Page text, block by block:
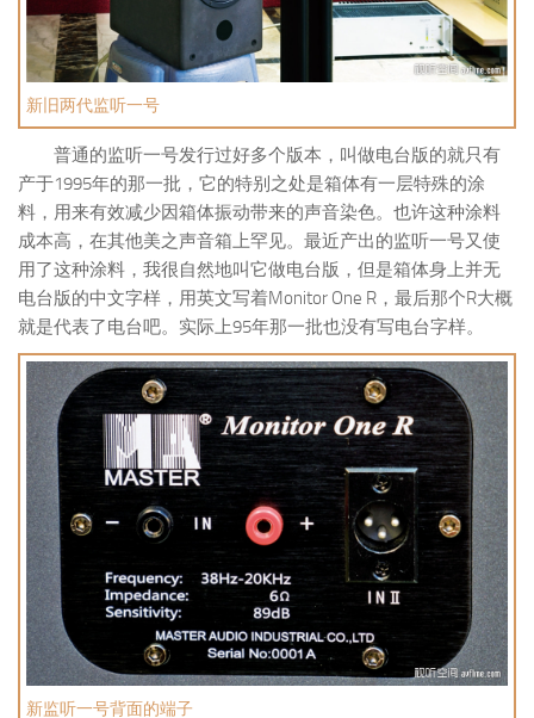
新旧两代监听一号
普通的监听一号发行过好多个版本，叫做电台版的就只有
产于1995年的那一批，它的特别之处是箱体有一层特殊的涂
料，用来有效减少因箱体振动带来的声音染色。也许这种涂料
成本高，在其他美之声音箱上罕见。最近产出的监听一号又使
用了这种涂料，我很自然地叫它做电台版，但是箱体身上并无
电台版的中文字样，用英文写着Monitor One R，最后那个R大概
就是代表了电台吧。实际上95年那一批也没有写电台字样。
新监听一号背面的端子